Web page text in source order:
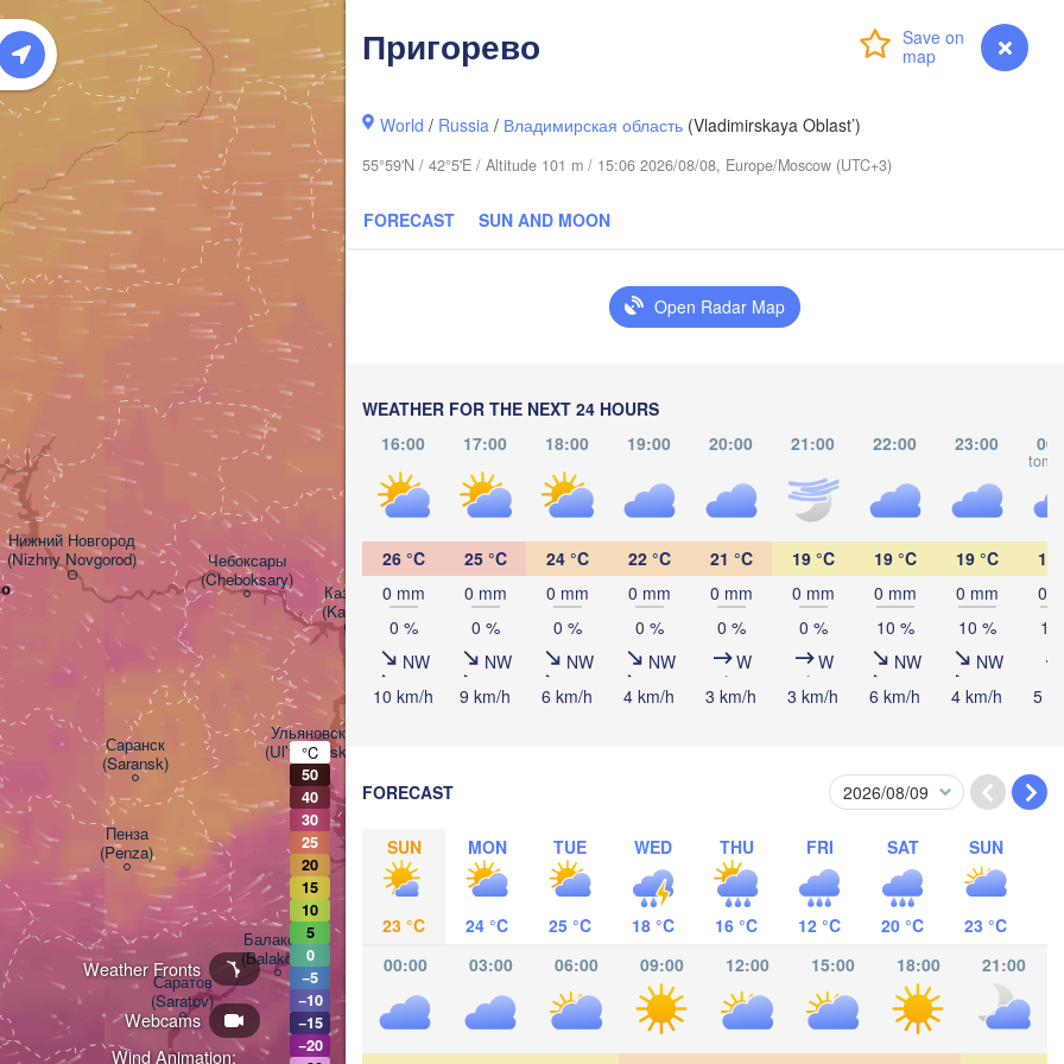
myVentusky Forecast
Пригорево
World / Russia / Владимирская область (Vladimirskaya Oblast’)
55°59'N / 42°5'E / Altitude 101 m / 15:06 2026/08/08, Europe/Moscow (UTC+3)
FORECAST SUN AND MOON
Open Radar Map
WEATHER FOR THE NEXT 24 HOURS
16:00
17:00 18:00 19:00 20:00 21:00 22:00 23:00
26 °C
0 mm
0 %
NW
10 km/h
25 °C
0 mm
0 %
NW
9 km/h
24 °C
0 mm
0 %
NW
6 km/h
22 °C
0 mm
0 %
NW
4 km/h
21 °C
0 mm
0 %
W
3 km/h
19 °C
0 mm
0 %
W
3 km/h
19 °C
0 mm
10 %
NW
6 km/h
19 °C
0 mm
10 %
NW
4 km/h
19
0
10
5
FORECAST
SUN
23 °C
MON
24 °C
TUE
25 °C
WED
18 °C
THU
16 °C
FRI
12 °C
SAT
20 °C
SUN
23 °C
00:00
03:00 06:00 09:00 12:00 15:00 18:00 21:00
Wind Animation:
Webcams
Weather Fronts
Нижний Новгород
(Nizhny Novgorod)
Казань
(Kazan)
Ижевск
(Izhevsk)
Нефтекамск
(Neftekamsk)
Чебоксары
(Cheboksary)
(Samara)
Уфа
Саратов
(Saratov)
Оренбург
(Orenburg)
Ульяновск
(Ul'yanovsk)
Набережные Челны
(Naberezhnye Chelny)
Пенза
(Penza)
Балаково
(Balakovo)
Саранск
(Saransk)
Орал
(Oral)
Екатеринбург
(Yekaterinburg)
Челябинск
(Chelyabinsk)
Орск
(Orsk)
Златоуст
(Zlatoust)
Магнитогорск
°C
50
40
30
25
20
15
10
5
0
−5
−10
−15
−20